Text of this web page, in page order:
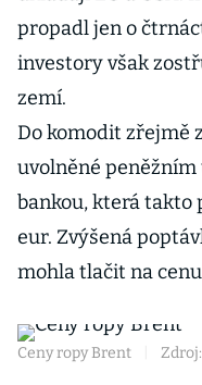
propadl jen o
investory však
zemí.
Do komodit zřejmě
uvolněné
bankou, která takto
eur. Zvýšená
mohla tlačit na
Ceny ropy Brent